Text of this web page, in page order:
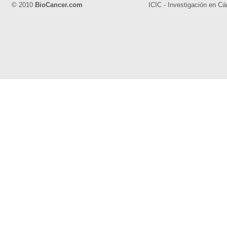
© 2010 BioCancer.com ICIC - Investigación en